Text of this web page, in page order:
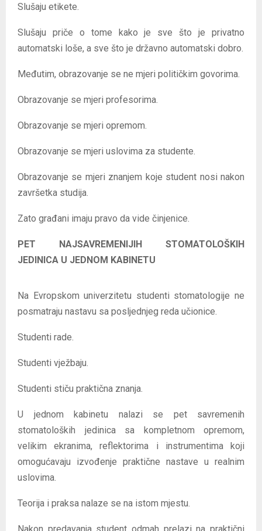
Slušaju etikete.
Slušaju priče o tome kako je sve što je privatno
automatski loše, a sve što je državno automatski dobro.
Međutim, obrazovanje se ne mjeri političkim govorima.
Obrazovanje se mjeri profesorima.
Obrazovanje se mjeri opremom.
Obrazovanje se mjeri uslovima za studente.
Obrazovanje se mjeri znanjem koje student nosi nakon
završetka studija.
Zato građani imaju pravo da vide činjenice.
PET NAJSAVREMENIJIH STOMATOLOŠKIH
JEDINICA U JEDNOM KABINETU
Na Evropskom univerzitetu studenti stomatologije ne
posmatraju nastavu sa posljednjeg reda učionice.
Studenti rade.
Studenti vježbaju.
Studenti stiču praktična znanja.
U jednom kabinetu nalazi se pet savremenih
stomatoloških jedinica sa kompletnom opremom,
velikim ekranima, reflektorima i instrumentima koji
omogućavaju izvođenje praktične nastave u realnim
uslovima.
Teorija i praksa nalaze se na istom mjestu.
Nakon predavanja student odmah prelazi na praktični